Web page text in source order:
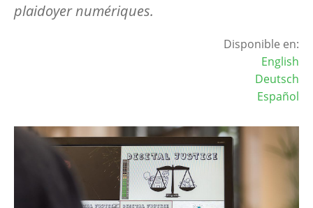
plaidoyer numériques.
Disponible en:
English
Deutsch
Español
Image